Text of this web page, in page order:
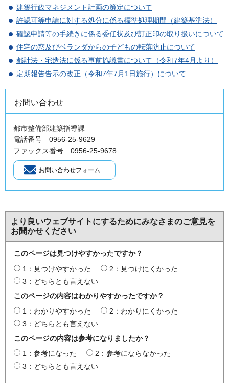
建築行政マネジメント計画の策定について
許認可等申請に対する処分に係る標準処理期間（建築基準法）
確認申請等の手続きに係る委任状及び訂正印の取り扱いについて
住宅の窓及びベランダからの子どもの転落防止について
都計法・宅造法に係る事前協議書について（令和7年4月より）
定期報告告示の改正（令和7年7月1日施行）について
お問い合わせ
都市整備部建築指導課
電話番号 0956-25-9629
ファックス番号 0956-25-9678
より良いウェブサイトにするためにみなさまのご意見を
お聞かせください
このページは見つけやすかったですか？
1：見つけやすかった
2：見つけにくかった
3：どちらとも言えない
このページの内容はわかりやすかったですか？
1：わかりやすかった
2：わかりにくかった
3：どちらとも言えない
このページの内容は参考になりましたか？
1：参考になった
2：参考にならなかった
3：どちらとも言えない